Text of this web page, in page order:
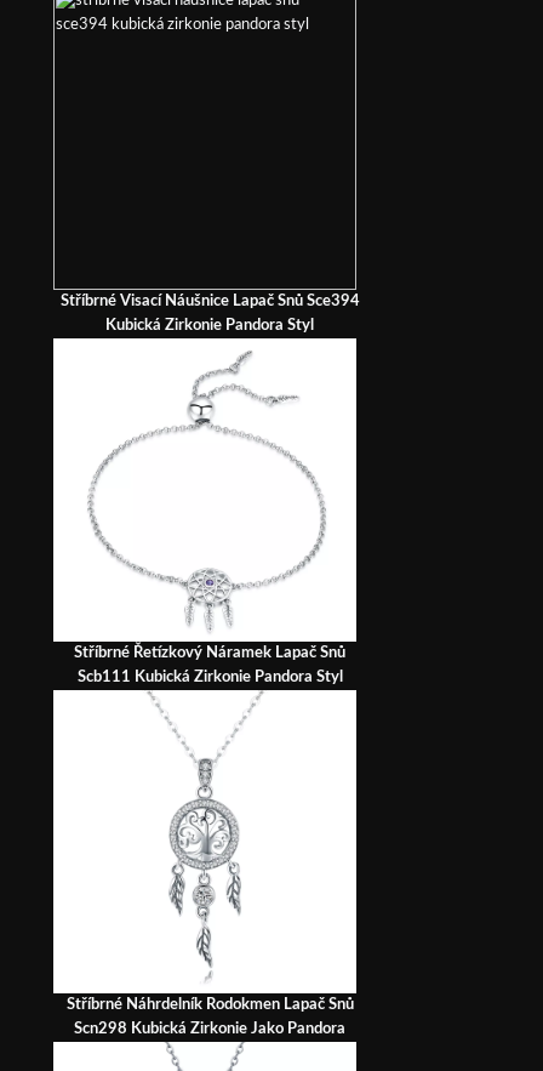
Stříbrné Visací Náušnice Lapač Snů Sce394
Kubická Zirkonie Pandora Styl
Stříbrné Řetízkový Náramek Lapač Snů
Scb111 Kubická Zirkonie Pandora Styl
Stříbrné Náhrdelník Rodokmen Lapač Snů
Scn298 Kubická Zirkonie Jako Pandora